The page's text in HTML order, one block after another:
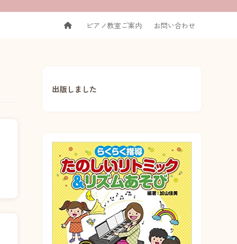
ピアノ教室ご案内 お問い合わせ
出版しました